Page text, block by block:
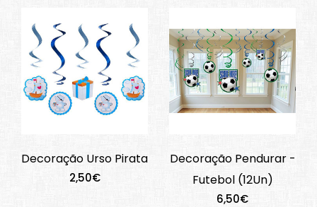
Decoração Urso Pirata
2,50€
Decoração Pendurar -
Futebol (12Un)
6,50€